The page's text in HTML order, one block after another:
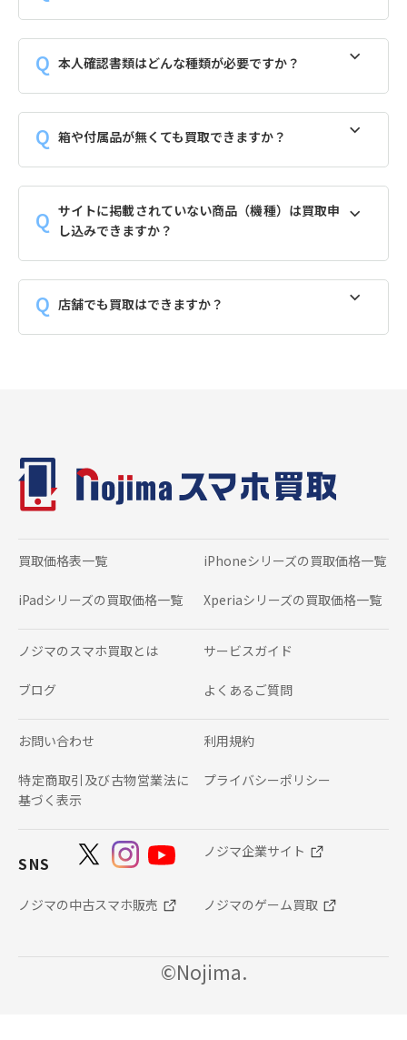
本人確認書類はどんな種類が必要ですか？
箱や付属品が無くても買取できますか？
サイトに掲載されていない商品（機種）は買取申
し込みできますか？
店舗でも買取はできますか？
買取価格表一覧 iPhoneシリーズの 買取価格一覧
iPadシリーズの 買取価格一覧 Xperiaシリーズの 買取価格一覧
ノジマのスマホ買取とは サービスガイド
ブログ よくあるご質問
お問い合わせ 利用規約
特定商取引及び古物営業法に
基づく表示
プライバシーポリシー
SNS
ノジマ企業サイト
ノジマの中古スマホ販売 ノジマのゲーム買取
©Nojima.